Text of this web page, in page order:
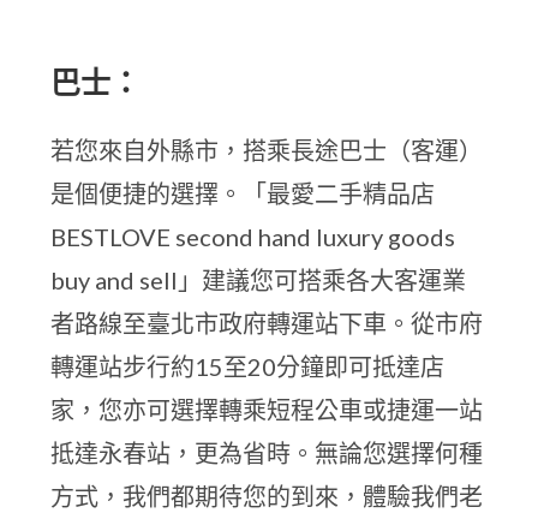
巴士：
若您來自外縣市，搭乘長途巴士（客運）
是個便捷的選擇。「最愛二手精品店
BESTLOVE second hand luxury goods
buy and sell」建議您可搭乘各大客運業
者路線至臺北市政府轉運站下車。從市府
轉運站步行約15至20分鐘即可抵達店
家，您亦可選擇轉乘短程公車或捷運一站
抵達永春站，更為省時。無論您選擇何種
方式，我們都期待您的到來，體驗我們老